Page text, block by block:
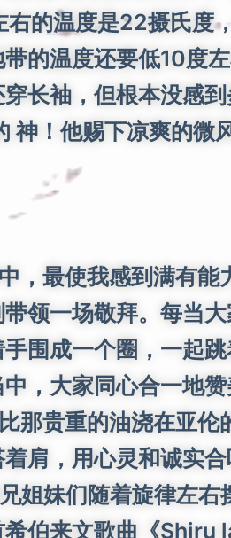
的温度是22摄氏度
的温度还要低10度
长袖，但根本没感
！他赐下凉爽的微
最使我感到满有能
领一场敬拜。每当
围成一个圈，一起
，大家同心合一地赞
贵重的油浇在亚伦
肩，用心灵和诚实
姐妹们随着旋律左右
希伯来文歌曲《